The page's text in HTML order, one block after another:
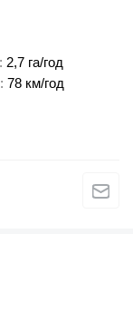
2,7 га/год
78 км/год